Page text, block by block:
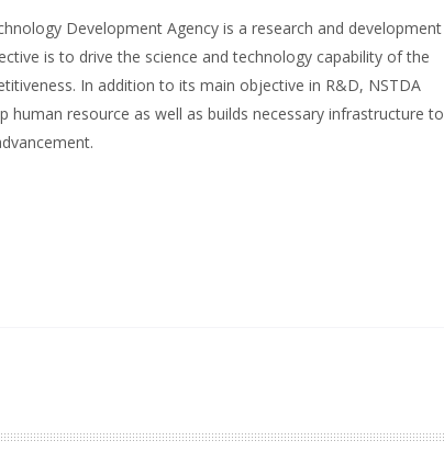
Development Agency is a research and development
is to drive the science and technology capability of the
In addition to its main objective in R&D, NSTDA
human resource as well as builds necessary infrastructure to